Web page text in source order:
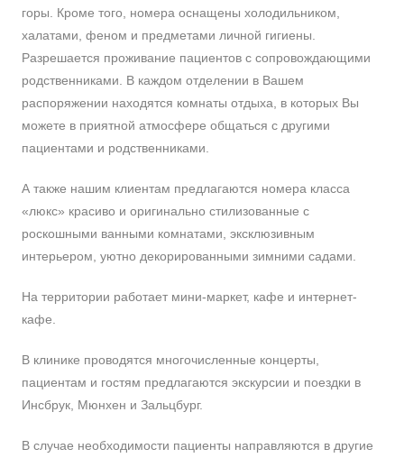
горы. Кроме того, номера оснащены холодильником,
халатами, феном и предметами личной гигиены.
Разрешается проживание пациентов с сопровождающими
родственниками. В каждом отделении в Вашем
распоряжении находятся комнаты отдыха, в которых Вы
можете в приятной атмосфере общаться с другими
пациентами и родственниками.
А также нашим клиентам предлагаются номера класса
«люкс» красиво и оригинально стилизованные с
роскошными ванными комнатами, эксклюзивным
интерьером, уютно декорированными зимними садами.
На территории работает мини-маркет, кафе и интернет-
кафе.
В клинике проводятся многочисленные концерты,
пациентам и гостям предлагаются экскурсии и поездки в
Инсбрук, Мюнхен и Зальцбург.
В случае необходимости пациенты направляются в другие